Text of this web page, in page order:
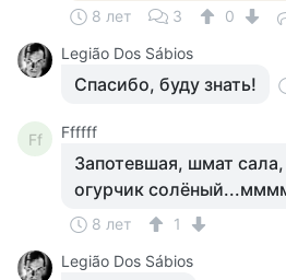
8 лет 3
0
Legião Dos Sábios
Спасибо, буду знать!
Ff Ffffff
Запотевшая, шмат
огурчик
8 лет
1
Legião Dos Sábios